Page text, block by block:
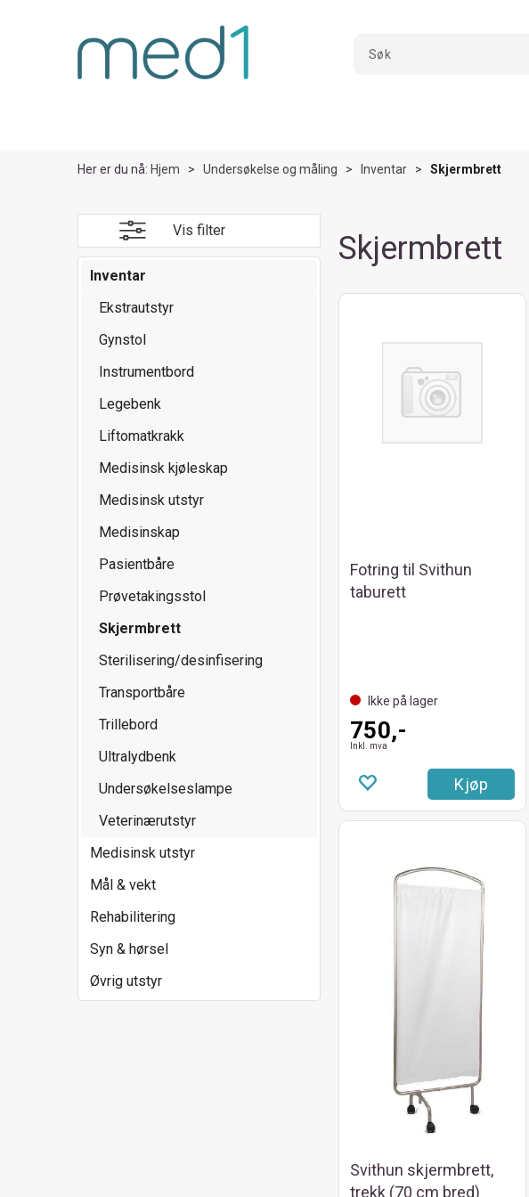
Her er du nå: Hjem > Undersøkelse og måling > Inventar > Skjermbrett
Vis filter
Inventar
Ekstrautstyr
Gynstol
Instrumentbord
Legebenk
Liftomatkrakk
Medisinsk kjøleskap
Medisinsk utstyr
Medisinskap
Pasientbåre
Prøvetakingsstol
Skjermbrett
Sterilisering/desinfisering
Transportbåre
Trillebord
Ultralydbenk
Undersøkelseslampe
Veterinærutstyr
Medisinsk utstyr
Mål & vekt
Rehabilitering
Syn & hørsel
Øvrig utstyr
Skjermbrett
Fotring til Svithun
taburett
Ikke på lager
750,-
Inkl. mva
Kjøp
Svithun skjermbrett,
trekk (70 cm bred)